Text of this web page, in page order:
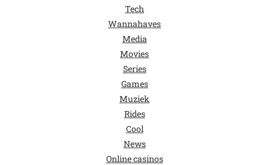
Tech
Wannahaves
Media
Movies
Series
Games
Muziek
Rides
Cool
News
Online casinos